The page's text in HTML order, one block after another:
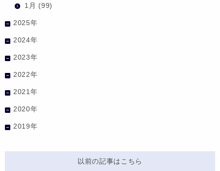
1月 (99)
2025年
2024年
2023年
2022年
2021年
2020年
2019年
以前の記事はこちら